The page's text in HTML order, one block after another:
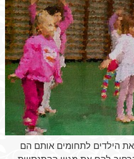
את הילדים לתחומים אותם הם